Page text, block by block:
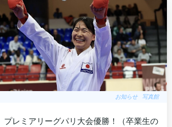
お知らせ 写真館
プレミアリーグパリ大会優勝！（卒業生の